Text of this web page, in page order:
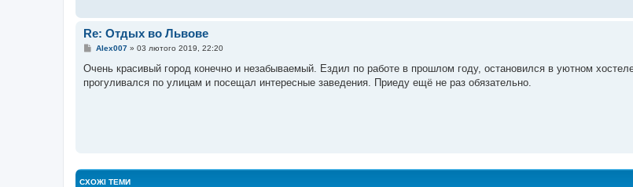
н
я
Re: Отдых во Львове
П
в
д
Alex007» 03 лютого 2019, 22:20
Очень красивый город конечно и незабываемый. Ездил по работе в прошлом году, остановился в уютном
прогуливался по улицам и посещал интересные заведения. Приеду ещё не раз обязательно.
СХОЖІ ТЕМИ